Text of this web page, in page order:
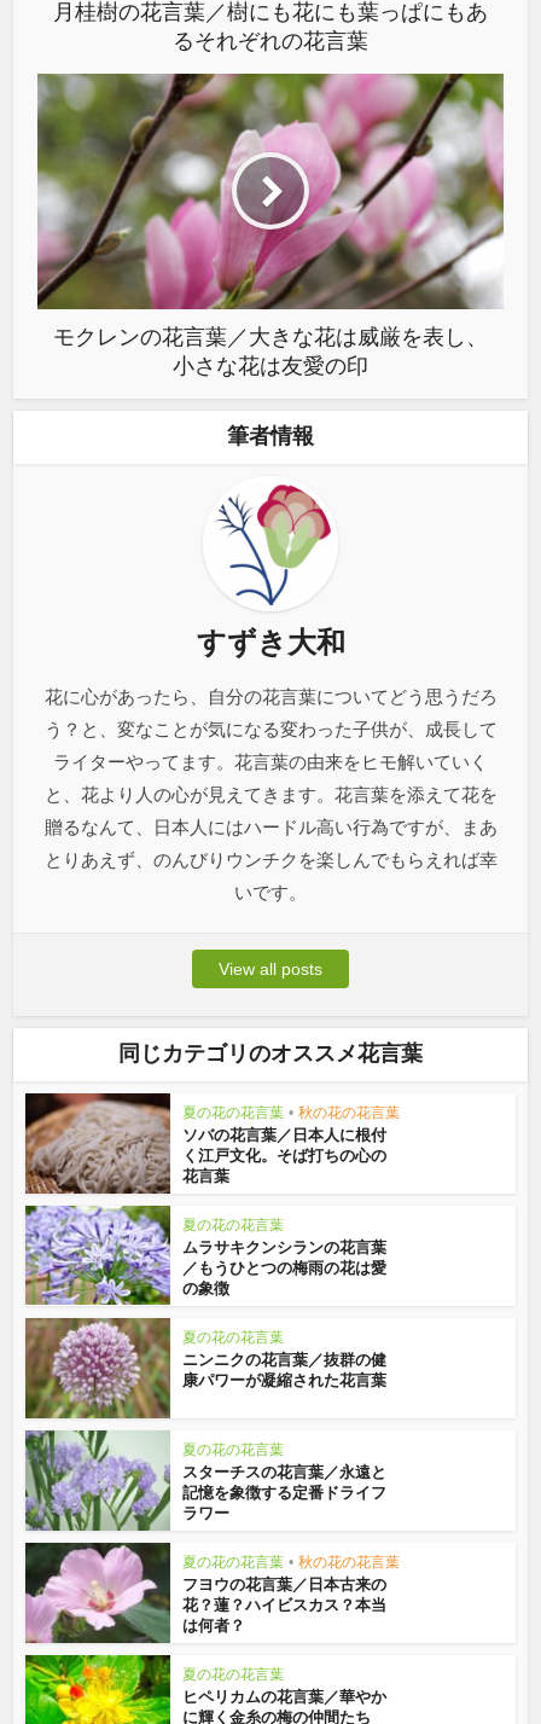
月桂樹の花言葉／樹にも花にも葉っぱにもあ
るそれぞれの花言葉
モクレンの花言葉／大きな花は威厳を表し、
小さな花は友愛の印
筆者情報
すずき大和
花に心があったら、自分の花言葉についてどう思うだろ
う？と、変なことが気になる変わった子供が、成長して
ライターやってます。花言葉の由来をヒモ解いていく
と、花より人の心が見えてきます。花言葉を添えて花を
贈るなんて、日本人にはハードル高い行為ですが、まあ
とりあえず、のんびりウンチクを楽しんでもらえれば幸
いです。
View all posts
同じカテゴリのオススメ花言葉
夏の花の花言葉 • 秋の花の花言葉
ソバの花言葉／日本人に根付
く江戸文化。そば打ちの心の
花言葉
夏の花の花言葉
ムラサキクンシランの花言葉
／もうひとつの梅雨の花は愛
の象徴
夏の花の花言葉
ニンニクの花言葉／抜群の健
康パワーが凝縮された花言葉
夏の花の花言葉
スターチスの花言葉／永遠と
記憶を象徴する定番ドライフ
ラワー
夏の花の花言葉 • 秋の花の花言葉
フヨウの花言葉／日本古来の
花？蓮？ハイビスカス？本当
は何者？
夏の花の花言葉
ヒペリカムの花言葉／華やか
に輝く金糸の梅の仲間たち